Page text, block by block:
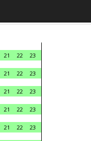
21 22
23
21 22
23
21 22
23
21 22
23
21 22
23